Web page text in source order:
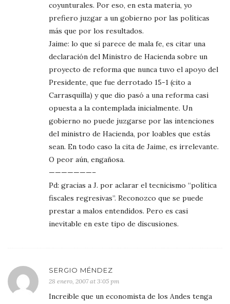
coyunturales. Por eso, en esta materia, yo
prefiero juzgar a un gobierno por las políticas
más que por los resultados.
Jaime: lo que sí parece de mala fe, es citar una
declaración del Ministro de Hacienda sobre un
proyecto de reforma que nunca tuvo el apoyo del
Presidente, que fue derrotado 15-1 (cito a
Carrasquilla) y que dio pasó a una reforma casi
opuesta a la contemplada inicialmente. Un
gobierno no puede juzgarse por las intenciones
del ministro de Hacienda, por loables que estás
sean. En todo caso la cita de Jaime, es irrelevante.
O peor aún, engañosa.
———————–
Pd: gracias a J. por aclarar el tecnicismo “política
fiscales regresivas”. Reconozco que se puede
prestar a malos entendidos. Pero es casi
inevitable en este tipo de discusiones.
SERGIO MÉNDEZ
28 enero, 2007 at 3:05 pm
Increible que un economista de los Andes tenga